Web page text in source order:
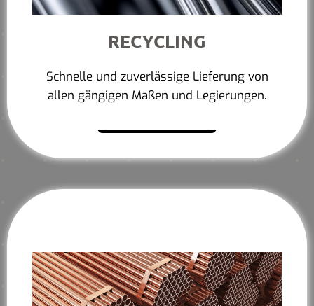
RECYCLING
Schnelle und zuverlässige Lieferung von
allen gängigen Maßen und Legierungen.